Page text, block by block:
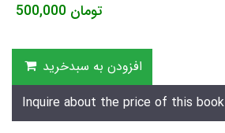
500,000 تومان
افزودن به سبدخرید
Inquire about the price of this book